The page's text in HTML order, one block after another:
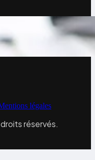
comptable :
légales
réservés.